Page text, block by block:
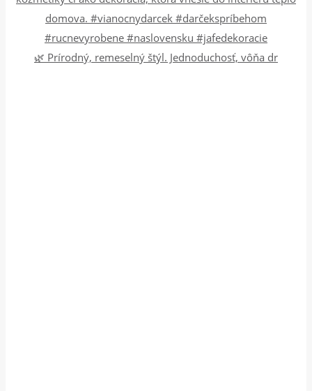
🌿 Prírodný, remeselný štýl. Jednoduchosť, vôňa dr